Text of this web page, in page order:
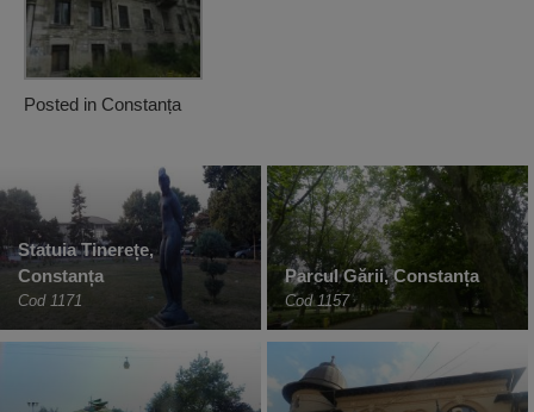
Posted in Constanța
Statuia Tinerețe,
Constanța
Cod 1171
Parcul Gării, Constanța
Cod 1157